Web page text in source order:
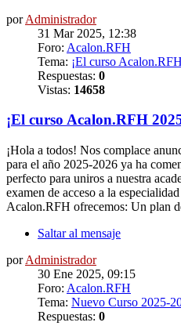
porAdministrador
31 Mar 2025, 12:38
Foro: Acalon.RFH
Tema: ¡El curso
Respuestas: 0
Vistas: 14658
¡El curso Acalon.RFH
¡Hola a todos! Nos complace
para el año 2025-2026 ya ha
perfecto para uniros a nuestra
examen de acceso a la
Acalon.RFH ofrecemos: Un plan
Saltar al mensaje
porAdministrador
30 Ene 2025, 09:15
Foro: Acalon.RFH
Tema: Nuevo Curso 2025-
Respuestas: 0